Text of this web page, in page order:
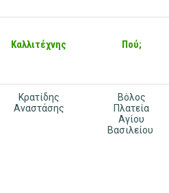
Καλλιτέχνης Πού;
Κρατίδης
Αναστάσης
Βόλος
Πλατεία
Αγίου
Βασιλείου